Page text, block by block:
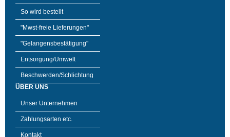
So wird bestellt
"Mwst-freie Lieferungen"
"Gelangensbestätigung"
Entsorgung/Umwelt
Beschwerden/Schlichtung
ÜBER UNS
Unser Unternehmen
Zahlungsarten etc.
Kontakt